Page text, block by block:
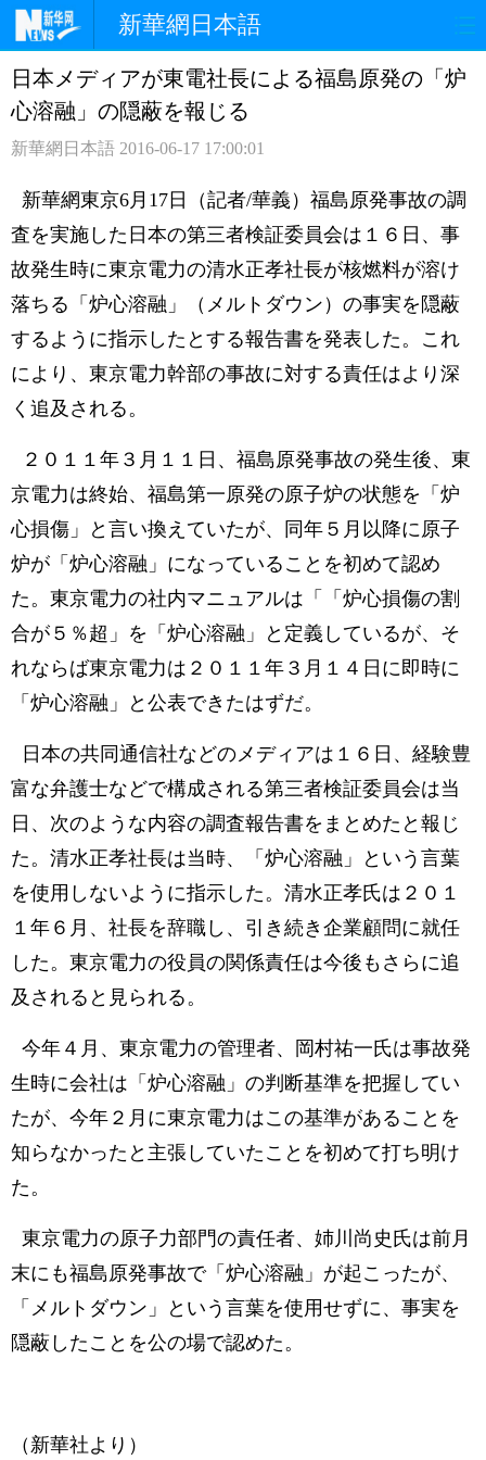
新華網日本語
ホームページ 政治 経済
観光 評論 写真
中日対訳
日本メディアが東電社長による福島原発の「炉
心溶融」の隠蔽を報じる
新華網日本語 2016-06-17 17:00:01
新華網東京6月17日（記者/華義）福島原発事故の調
査を実施した日本の第三者検証委員会は１６日、事
故発生時に東京電力の清水正孝社長が核燃料が溶け
落ちる「炉心溶融」（メルトダウン）の事実を隠蔽
するように指示したとする報告書を発表した。これ
により、東京電力幹部の事故に対する責任はより深
く追及される。
２０１１年３月１１日、福島原発事故の発生後、東
京電力は終始、福島第一原発の原子炉の状態を「炉
心損傷」と言い換えていたが、同年５月以降に原子
炉が「炉心溶融」になっていることを初めて認め
た。東京電力の社内マニュアルは「「炉心損傷の割
合が５％超」を「炉心溶融」と定義しているが、そ
れならば東京電力は２０１１年３月１４日に即時に
「炉心溶融」と公表できたはずだ。
日本の共同通信社などのメディアは１６日、経験豊
富な弁護士などで構成される第三者検証委員会は当
日、次のような内容の調査報告書をまとめたと報じ
た。清水正孝社長は当時、「炉心溶融」という言葉
を使用しないように指示した。清水正孝氏は２０１
１年６月、社長を辞職し、引き続き企業顧問に就任
した。東京電力の役員の関係責任は今後もさらに追
及されると見られる。
今年４月、東京電力の管理者、岡村祐一氏は事故発
生時に会社は「炉心溶融」の判断基準を把握してい
たが、今年２月に東京電力はこの基準があることを
知らなかったと主張していたことを初めて打ち明け
た。
東京電力の原子力部門の責任者、姉川尚史氏は前月
末にも福島原発事故で「炉心溶融」が起こったが、
「メルトダウン」という言葉を使用せずに、事実を
隠蔽したことを公の場で認めた。
（新華社より）